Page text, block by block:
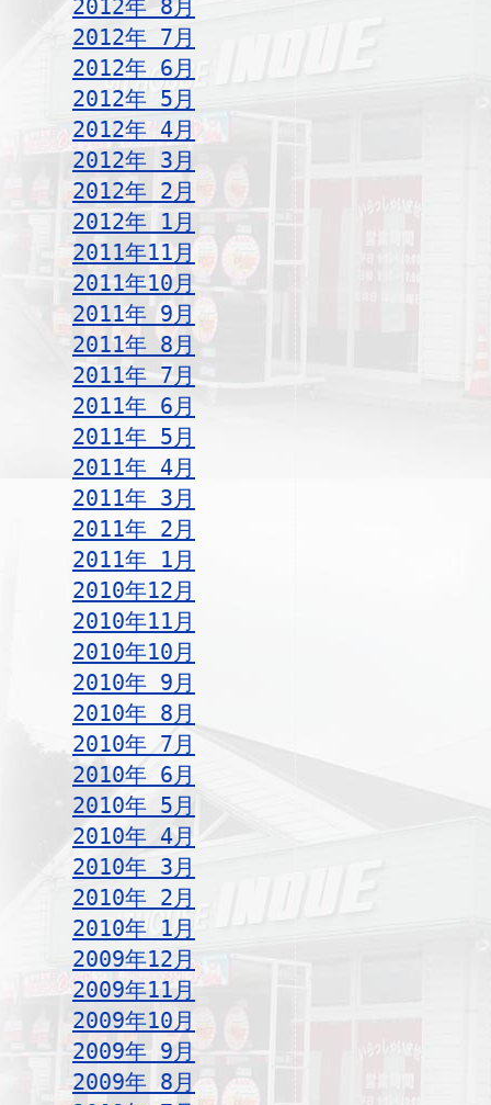
2012年 8月
2012年 7月
2012年 6月
2012年 5月
2012年 4月
2012年 3月
2012年 2月
2012年 1月
2011年11月
2011年10月
2011年 9月
2011年 8月
2011年 7月
2011年 6月
2011年 5月
2011年 4月
2011年 3月
2011年 2月
2011年 1月
2010年12月
2010年11月
2010年10月
2010年 9月
2010年 8月
2010年 7月
2010年 6月
2010年 5月
2010年 4月
2010年 3月
2010年 2月
2010年 1月
2009年12月
2009年11月
2009年10月
2009年 9月
2009年 8月